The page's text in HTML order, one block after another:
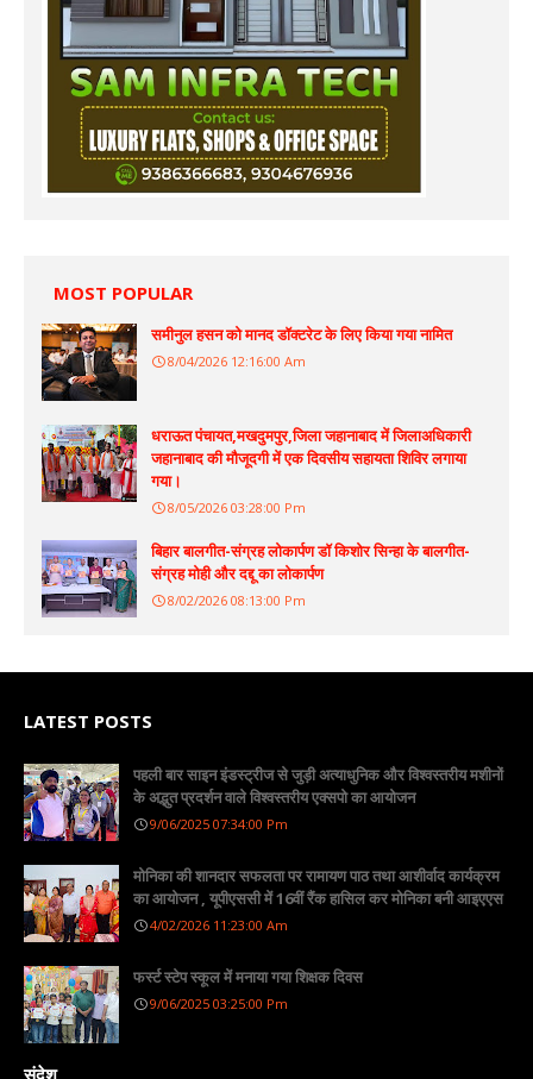
MOST POPULAR
समीनुल हसन को मानद डॉक्टरेट के लिए किया गया नामित
8/04/2026 12:16:00 Am
धराऊत पंचायत,मखदुमपुर,जिला जहानाबाद में जिलाअधिकारी
जहानाबाद की मौजूदगी में एक दिवसीय सहायता शिविर लगाया
गया।
8/05/2026 03:28:00 Pm
बिहार बालगीत-संग्रह लोकार्पण डॉ किशोर सिन्हा के बालगीत-
संग्रह मोही और दद्दू का लोकार्पण
8/02/2026 08:13:00 Pm
LATEST POSTS
पहली बार साइन इंडस्ट्रीज से जुड़ी अत्याधुनिक और विश्वस्तरीय मशीनों
के अद्भुत प्रदर्शन वाले विश्वस्तरीय एक्सपो का आयोजन
9/06/2025 07:34:00 Pm
मोनिका की शानदार सफलता पर रामायण पाठ तथा आशीर्वाद कार्यक्रम
का आयोजन , यूपीएससी में 16वीं रैंक हासिल कर मोनिका बनी आइएएस
4/02/2026 11:23:00 Am
फर्स्ट स्टेप स्कूल में मनाया गया शिक्षक दिवस
9/06/2025 03:25:00 Pm